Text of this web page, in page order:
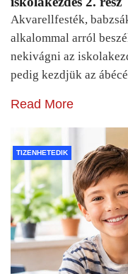
Akvarellfesték,
alkalommal arról
nekivágni az
pedig kezdjük az
Read More
TIZENHETEDIK